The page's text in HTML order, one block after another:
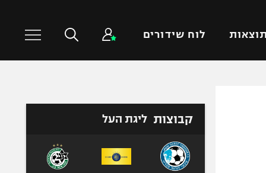
תוצאות לוח שידורים
טניס
כדורעף
קבוצות ליגת העל